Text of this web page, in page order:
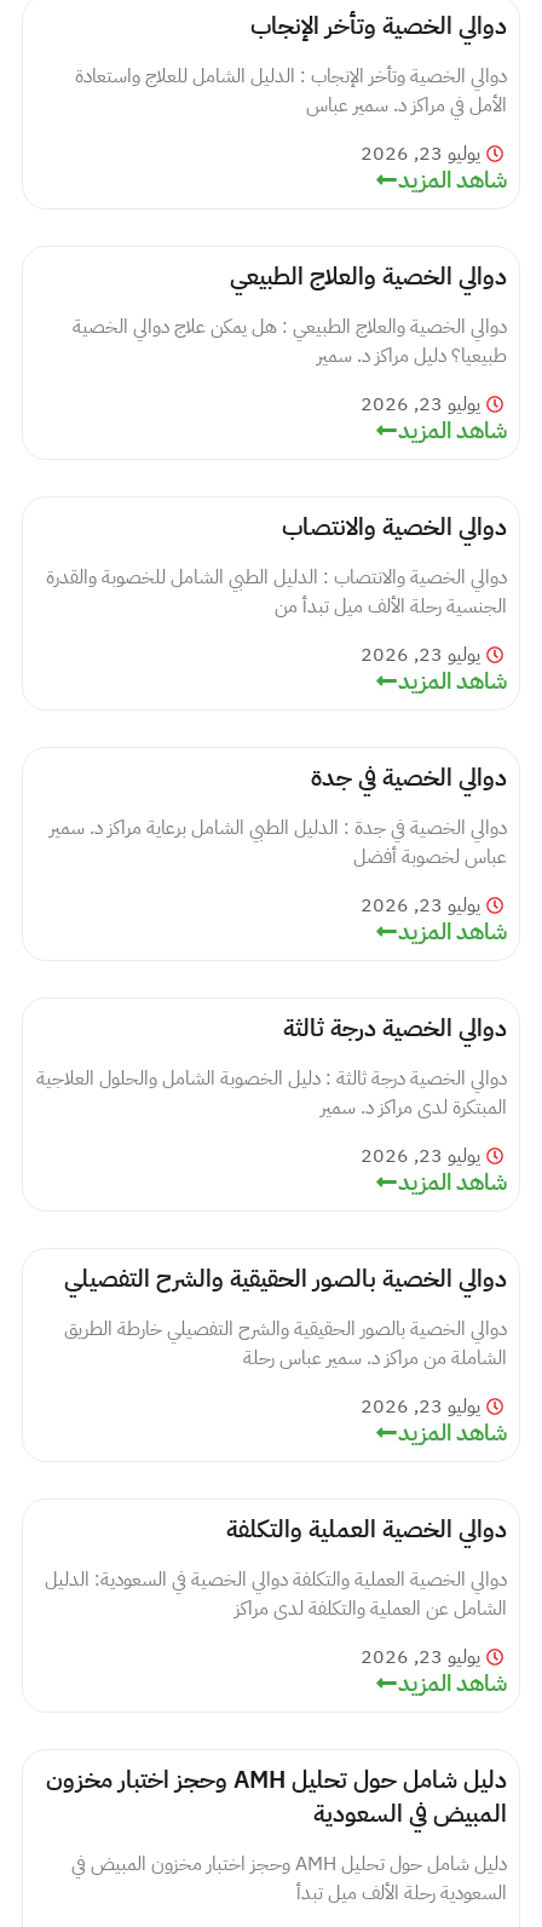
دوالي الخصية وتأخر الإنجاب
دوالي الخصية وتأخر الإنجاب : الدليل الشامل للعلاج واستعادة
الأمل في مراكز د. سمير عباس
يوليو 23, 2026
شاهد المزيد
دوالي الخصية والعلاج الطبيعي
دوالي الخصية والعلاج الطبيعي : هل يمكن علاج دوالي الخصية
طبيعيا؟ دليل مراكز د. سمير
يوليو 23, 2026
شاهد المزيد
دوالي الخصية والانتصاب
دوالي الخصية والانتصاب : الدليل الطبي الشامل للخصوبة والقدرة
الجنسية رحلة الألف ميل تبدأ من
يوليو 23, 2026
شاهد المزيد
دوالي الخصية في جدة
دوالي الخصية في جدة : الدليل الطبي الشامل برعاية مراكز د. سمير
عباس لخصوبة أفضل
يوليو 23, 2026
شاهد المزيد
دوالي الخصية درجة ثالثة
دوالي الخصية درجة ثالثة : دليل الخصوبة الشامل والحلول العلاجية
المبتكرة لدى مراكز د. سمير
يوليو 23, 2026
شاهد المزيد
دوالي الخصية بالصور الحقيقية والشرح التفصيلي
دوالي الخصية بالصور الحقيقية والشرح التفصيلي خارطة الطريق
الشاملة من مراكز د. سمير عباس رحلة
يوليو 23, 2026
شاهد المزيد
دوالي الخصية العملية والتكلفة
دوالي الخصية العملية والتكلفة دوالي الخصية في السعودية: الدليل
الشامل عن العملية والتكلفة لدى مراكز
يوليو 23, 2026
شاهد المزيد
دليل شامل حول تحليل AMH وحجز اختبار مخزون
المبيض في السعودية
دليل شامل حول تحليل AMH وحجز اختبار مخزون المبيض في
السعودية رحلة الألف ميل تبدأ